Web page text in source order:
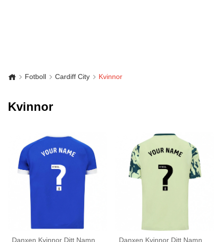
Fotboll Cardiff City Kvinnor
Kvinnor
Danxen Kvinnor Ditt Namn
Danxen Kvinnor Ditt Namn